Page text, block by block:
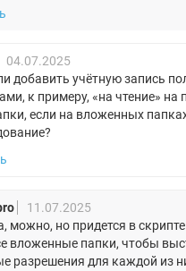
04.07.2025
добавить учётную запись
к примеру, «на чтение» на
если на вложенных
11.07.2025
можно, но придется в
вложенные папки, чтобы
разрешения для каждой из